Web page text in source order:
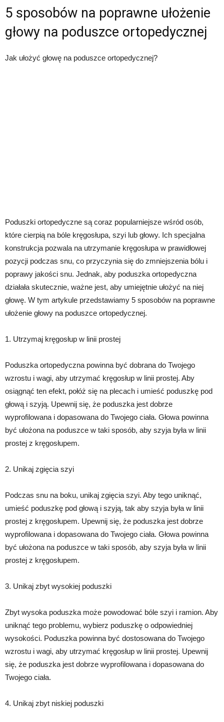
5 sposobów na poprawne ułożenie
głowy na poduszce ortopedycznej
Jak ułożyć głowę na poduszce ortopedycznej?
Poduszki ortopedyczne są coraz popularniejsze wśród osób,
które cierpią na bóle kręgosłupa, szyi lub głowy. Ich specjalna
konstrukcja pozwala na utrzymanie kręgosłupa w prawidłowej
pozycji podczas snu, co przyczynia się do zmniejszenia bólu i
poprawy jakości snu. Jednak, aby poduszka ortopedyczna
działała skutecznie, ważne jest, aby umiejętnie ułożyć na niej
głowę. W tym artykule przedstawiamy 5 sposobów na poprawne
ułożenie głowy na poduszce ortopedycznej.
1. Utrzymaj kręgosłup w linii prostej
Poduszka ortopedyczna powinna być dobrana do Twojego
wzrostu i wagi, aby utrzymać kręgosłup w linii prostej. Aby
osiągnąć ten efekt, połóż się na plecach i umieść poduszkę pod
głową i szyją. Upewnij się, że poduszka jest dobrze
wyprofilowana i dopasowana do Twojego ciała. Głowa powinna
być ułożona na poduszce w taki sposób, aby szyja była w linii
prostej z kręgosłupem.
2. Unikaj zgięcia szyi
Podczas snu na boku, unikaj zgięcia szyi. Aby tego uniknąć,
umieść poduszkę pod głową i szyją, tak aby szyja była w linii
prostej z kręgosłupem. Upewnij się, że poduszka jest dobrze
wyprofilowana i dopasowana do Twojego ciała. Głowa powinna
być ułożona na poduszce w taki sposób, aby szyja była w linii
prostej z kręgosłupem.
3. Unikaj zbyt wysokiej poduszki
Zbyt wysoka poduszka może powodować bóle szyi i ramion. Aby
uniknąć tego problemu, wybierz poduszkę o odpowiedniej
wysokości. Poduszka powinna być dostosowana do Twojego
wzrostu i wagi, aby utrzymać kręgosłup w linii prostej. Upewnij
się, że poduszka jest dobrze wyprofilowana i dopasowana do
Twojego ciała.
4. Unikaj zbyt niskiej poduszki